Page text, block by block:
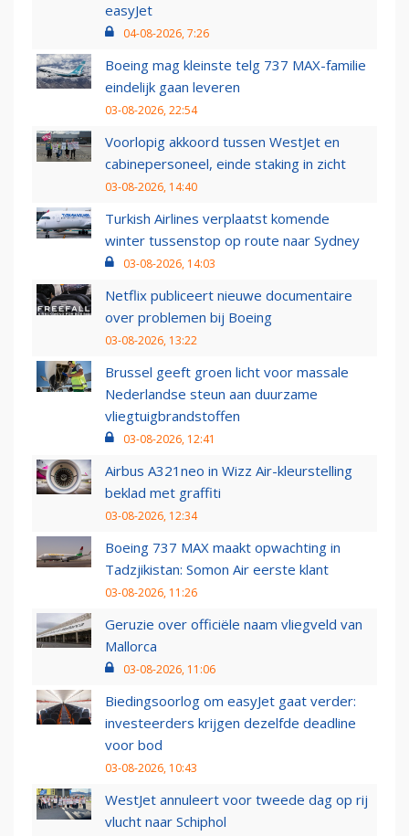
easyJet
04-08-2026, 7:26
Boeing mag kleinste telg 737 MAX-familie
eindelijk gaan leveren
03-08-2026, 22:54
Voorlopig akkoord tussen WestJet en
cabinepersoneel, einde staking in zicht
03-08-2026, 14:40
Turkish Airlines verplaatst komende
winter tussenstop op route naar Sydney
03-08-2026, 14:03
Netflix publiceert nieuwe documentaire
over problemen bij Boeing
03-08-2026, 13:22
Brussel geeft groen licht voor massale
Nederlandse steun aan duurzame
vliegtuigbrandstoffen
03-08-2026, 12:41
Airbus A321neo in Wizz Air-kleurstelling
beklad met graffiti
03-08-2026, 12:34
Boeing 737 MAX maakt opwachting in
Tadzjikistan: Somon Air eerste klant
03-08-2026, 11:26
Geruzie over officiële naam vliegveld van
Mallorca
03-08-2026, 11:06
Biedingsoorlog om easyJet gaat verder:
investeerders krijgen dezelfde deadline
voor bod
03-08-2026, 10:43
WestJet annuleert voor tweede dag op rij
vlucht naar Schiphol